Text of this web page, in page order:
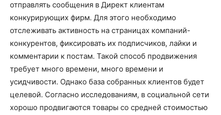
отправлять сообщения в Директ клиентам
конкурирующих фирм. Для этого необходимо
отслеживать активность на страницах компаний-
конкурентов, фиксировать их подписчиков, лайки и
комментарии к постам. Такой способ продвижения
требует много времени, много времени и
усидчивости. Однако база собранных клиентов будет
целевой. Согласно исследованиям, в социальной сети
хорошо продвигаются товары со средней стоимостью